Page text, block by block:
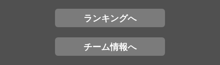
ランキングへ
チーム情報へ